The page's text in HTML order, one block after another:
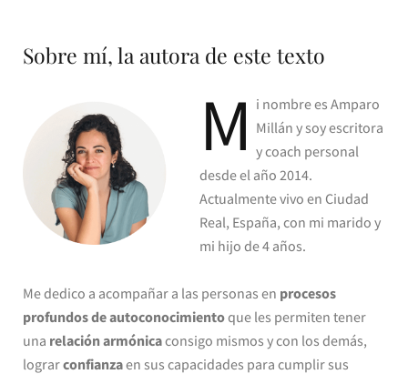
Sobre mí, la autora de este texto
M i nombre es Amparo
Millán y soy escritora
y coach personal
desde el año 2014.
Actualmente vivo en Ciudad
Real, España, con mi marido y
mi hijo de 4 años.
Me dedico a acompañar a las personas en procesos
profundos de autoconocimientoque les permiten tener
una relación armónicaconsigo mismos y con los demás,
lograrconfianzaen sus capacidades para cumplir sus